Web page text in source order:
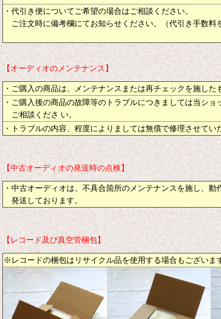
・代引き便についてご希望の場合はご相談ください。
ご注文時に備考欄にてお知らせください。（代引き手数料
【オーディオのメンテナンス】
・ご購入の商品は、メンテナンスまたは再チェックを施し
・ご購入後の商品の故障等のトラブルにつきましては当ショ
ご相談くださ い。
・トラブルの内容、程度によりましては無償で修理させてい
【中古オーディオの発送時の点検】
・中古オーディオは、不具合箇所のメンテナンスを施し、動
発送しております。
【レコード及び真空管梱包】
※レコードの梱包はリサイクル品を使用する場合もございま